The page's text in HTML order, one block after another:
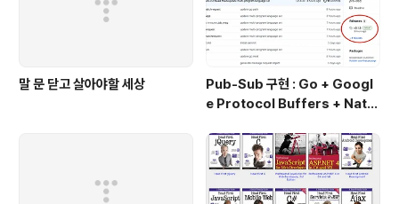
말 문 닫고 살아야할 세상
Pub-Sub 구현 : Go + Googl
e Protocol Buffers + Nats